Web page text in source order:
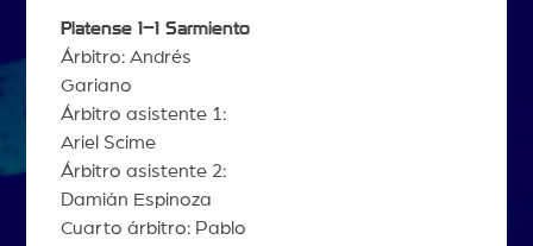
Platense 1–1 Sarmiento
Árbitro: Andrés
Gariano
Árbitro asistente 1:
Ariel Scime
Árbitro asistente 2:
Damián Espinoza
Cuarto árbitro: Pablo